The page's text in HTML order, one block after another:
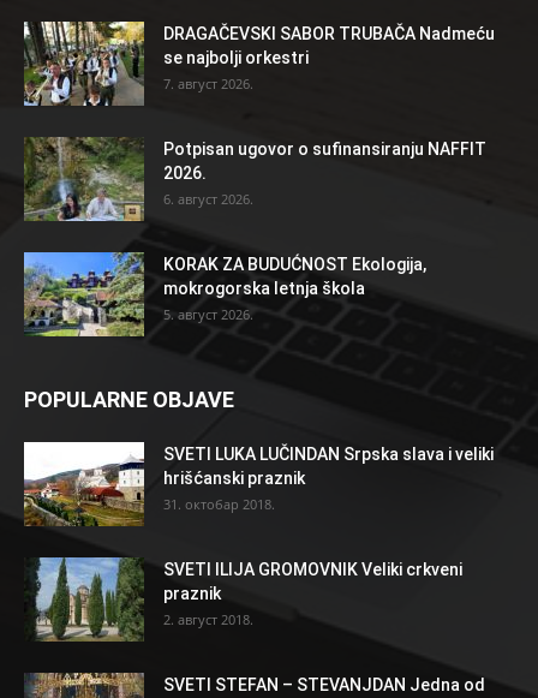
DRAGAČEVSKI SABOR TRUBAČA Nadmeću
se najbolji orkestri
7. август 2026.
Potpisan ugovor o sufinansiranju NAFFIT
2026.
6. август 2026.
KORAK ZA BUDUĆNOST Ekologija,
mokrogorska letnja škola
5. август 2026.
POPULARNE OBJAVE
SVETI LUKA LUČINDAN Srpska slava i veliki
hrišćanski praznik
31. октобар 2018.
SVETI ILIJA GROMOVNIK Veliki crkveni
praznik
2. август 2018.
SVETI STEFAN – STEVANJDAN Jedna od